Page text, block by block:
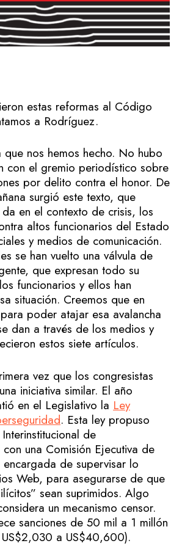
estas reformas al Código
a Rodríguez.
nos hemos hecho. No hubo
con el gremio periodístico sobre
por delito contra el honor. De
surgió este texto, que
en el contexto de crisis, los
altos funcionarios del Estado
y medios de comunicación.
se han vuelto una válvula de
que expresan todo su
funcionarios y ellos han
situación. Creemos que en
poder atajar esa avalancha
dan a través de los medios y
estos siete artículos.
vez que los congresistas
iniciativa similar. El año
en el Legislativo la Ley
. Esta ley propuso
de
una Comisión Ejecutiva de
de supervisar lo
Web, para asegurarse de que
sean suprimidos. Algo
un mecanismo censor.
sanciones de 50 mil a 1 millón
a US$40,600).